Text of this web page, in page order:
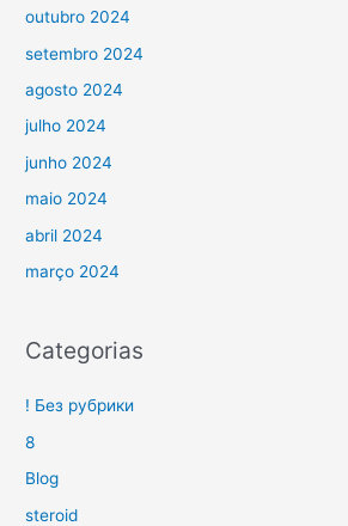
outubro 2024
setembro 2024
agosto 2024
julho 2024
junho 2024
maio 2024
abril 2024
março 2024
Categorias
! Без рубрики
8
Blog
steroid